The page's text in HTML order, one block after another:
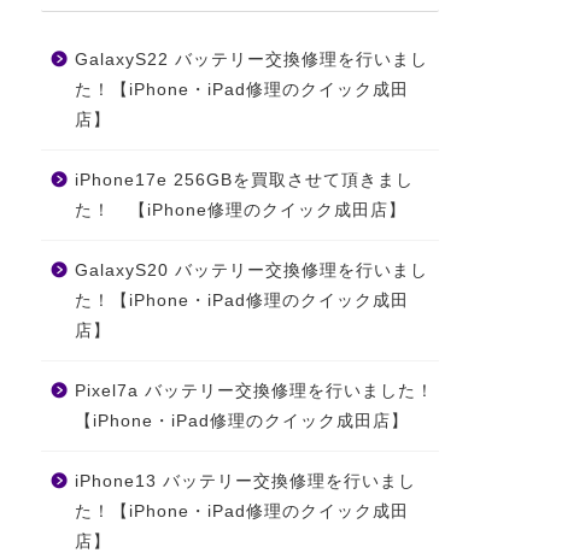
成田市加良部より
iPhone 7Plusの画面
きました！
2020年2月23日
明けましておめでと
ます。
GalaxyS22 バッテリー交換修理を行いまし
た！【iPhone・iPad修理のクイック成田
店】
iPhone17e 256GBを買取させて頂きまし
た！ 【iPhone修理のクイック成田店】
GalaxyS20 バッテリー交換修理を行いまし
た！【iPhone・iPad修理のクイック成田
店】
Pixel7a バッテリー交換修理を行いました！
【iPhone・iPad修理のクイック成田店】
iPhone13 バッテリー交換修理を行いまし
た！【iPhone・iPad修理のクイック成田
店】